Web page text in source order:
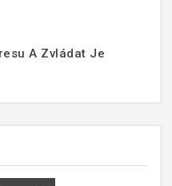
A Zvládat Je